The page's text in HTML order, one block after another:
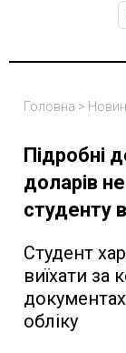
Головна >
Підробні
доларів
студенту
Студент
виїхати за
обліку